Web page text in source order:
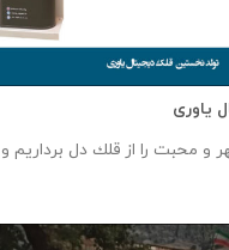
یاوری
محبت را از قلك دل برداريم